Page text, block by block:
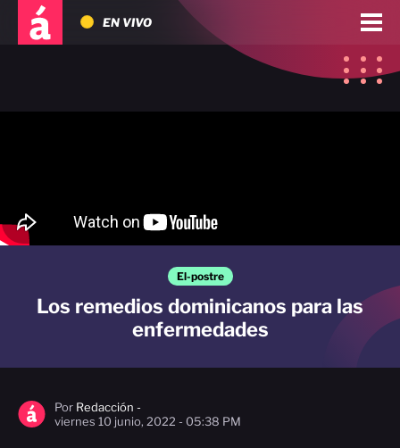
EN VIVO
El-postre
Los remedios dominicanos para las
enfermedades
Por Redacción -
viernes 10 junio, 2022 - 05:38 PM